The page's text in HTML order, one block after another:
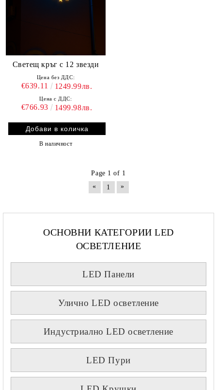
Светещ кръг с 12 звезди
Цена без ДДС:
€639.11 1249.99лв.
Цена с ДДС:
€766.93 1499.98лв.
В наличност
Page 1 of 1
«
1 »
ОСНОВНИ КАТЕГОРИИ LED
ОСВЕТЛЕНИЕ
LED Панели
Улично LED осветление
Индустриално LED осветление
LED Пури